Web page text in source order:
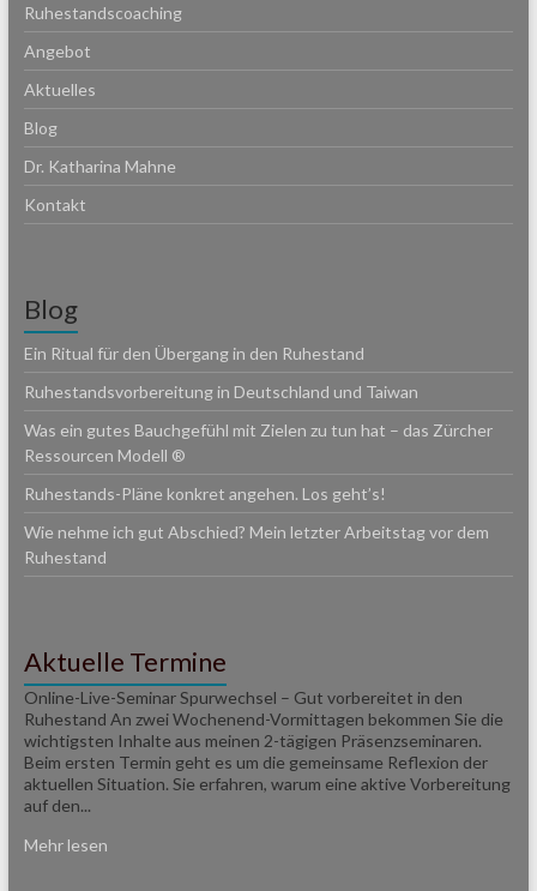
Ruhestandscoaching
Angebot
Aktuelles
Blog
Dr. Katharina Mahne
Kontakt
Blog
Ein Ritual für den Übergang in den Ruhestand
Ruhestandsvorbereitung in Deutschland und Taiwan
Was ein gutes Bauchgefühl mit Zielen zu tun hat – das Zürcher
Ressourcen Modell ®
Ruhestands-Pläne konkret angehen. Los geht’s!
Wie nehme ich gut Abschied? Mein letzter Arbeitstag vor dem
Ruhestand
Aktuelle Termine
Online-Live-Seminar Spurwechsel – Gut vorbereitet in den
Ruhestand An zwei Wochenend-Vormittagen bekommen Sie die
wichtigsten Inhalte aus meinen 2-tägigen Präsenzseminaren.
Beim ersten Termin geht es um die gemeinsame Reflexion der
aktuellen Situation. Sie erfahren, warum eine aktive Vorbereitung
auf den...
Mehr lesen